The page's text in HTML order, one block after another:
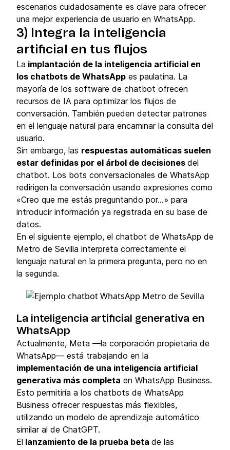
escenarios cuidadosamente es clave para ofrecer
una mejor experiencia de usuario en WhatsApp.
3) Integra la inteligencia
artificial en tus flujos
La implantación de la inteligencia artificial en
los chatbots de WhatsApp es paulatina. La
mayoría de los software de chatbot ofrecen
recursos de IA para optimizar los flujos de
conversación. También pueden detectar patrones
en el lenguaje natural para encaminar la consulta del
usuario.
Sin embargo, las respuestas automáticas suelen
estar definidas por el árbol de decisiones del
chatbot. Los bots conversacionales de WhatsApp
redirigen la conversación usando expresiones como
«Creo que me estás preguntando por…» para
introducir información ya registrada en su base de
datos.
En el siguiente ejemplo, el chatbot de WhatsApp de
Metro de Sevilla interpreta correctamente el
lenguaje natural en la primera pregunta, pero no en
la segunda.
La inteligencia artificial generativa en
WhatsApp
Actualmente, Meta —la corporación propietaria de
WhatsApp— está trabajando en la
implementación de una inteligencia artificial
generativa más completa en WhatsApp Business.
Esto permitiría a los chatbots de WhatsApp
Business ofrecer respuestas más flexibles,
utilizando un modelo de aprendizaje automático
similar al de ChatGPT.
El lanzamiento de la prueba beta de las